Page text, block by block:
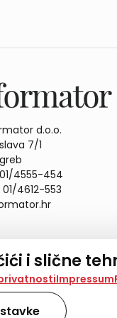
i slične
web stranici
promet na stranici
ove tehnologije.
Impressum
d.o.o.
7/1
4555-454
4612-553